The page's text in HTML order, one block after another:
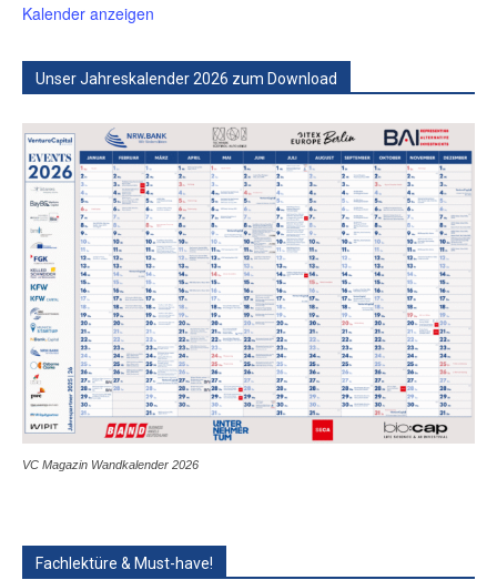
Kalender anzeigen
Unser Jahreskalender 2026 zum Download
VC Magazin Wandkalender 2026
Fachlektüre & Must-have!